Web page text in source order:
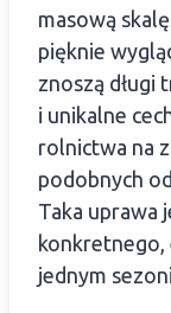
masową
pięknie
znoszą długi
i unikalne
rolnictwa na
podobnych
Taka uprawa
jednym